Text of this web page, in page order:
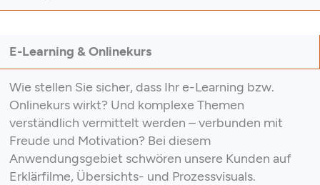
E-Learning & Onlinekurs
Wie stellen Sie sicher, dass Ihr e-Learning bzw.
Onlinekurs wirkt? Und komplexe Themen
verständlich vermittelt werden – verbunden mit
Freude und Motivation? Bei diesem
Anwendungsgebiet schwören unsere Kunden auf
Erklärfilme, Übersichts- und Prozessvisuals.